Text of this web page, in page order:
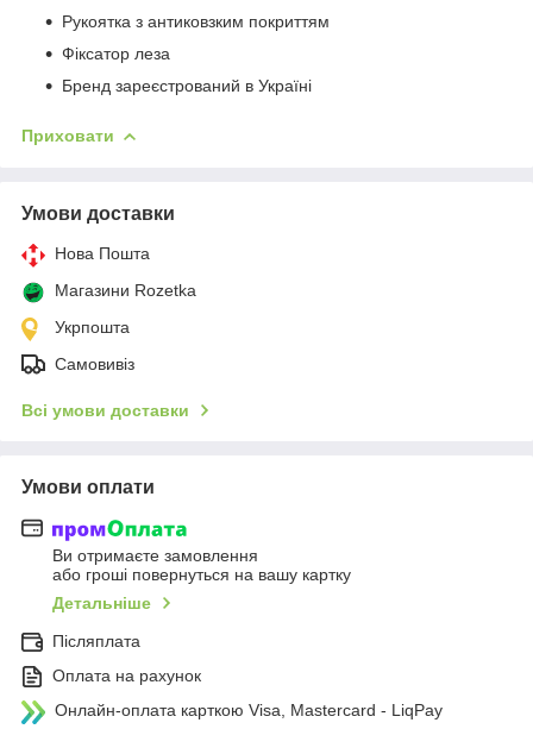
Рукоятка з антиковзким покриттям
Фіксатор леза
Бренд зареєстрований в Україні
Приховати
Умови доставки
Нова Пошта
Магазини Rozetka
Укрпошта
Самовивіз
Всі умови доставки
Умови оплати
Ви отримаєте замовлення
або гроші повернуться на вашу картку
Детальніше
Післяплата
Оплата на рахунок
Онлайн-оплата карткою Visa, Mastercard - LiqPay